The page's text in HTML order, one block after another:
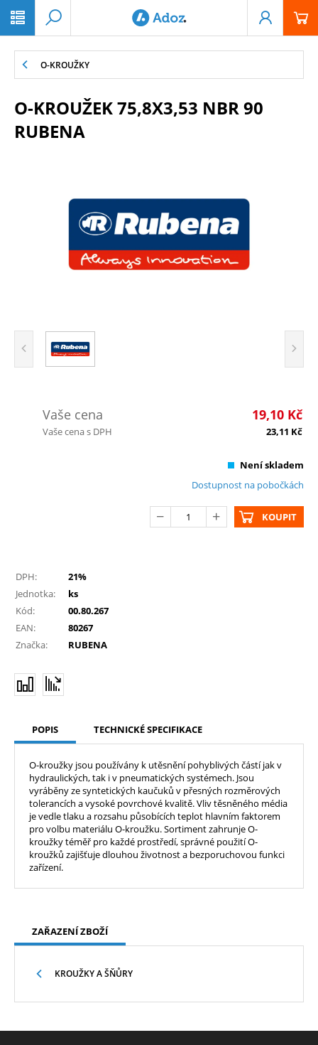
O-KROUŽKY
O-KROUŽEK 75,8X3,53 NBR 90
RUBENA
Vaše cena 19,10 Kč
Vaše cena s DPH 23,11 Kč
Není skladem
Dostupnost na pobočkách
KOUPIT
DPH:
21%
Jednotka:
ks
Kód:
00.80.267
EAN:
80267
Značka:
RUBENA
POPIS TECHNICKÉ SPECIFIKACE
O-kroužky jsou používány k utěsnění pohyblivých částí jak v
hydraulických, tak i v pneumatických systémech. Jsou
vyráběny ze syntetických kaučuků v přesných rozměrových
tolerancích a vysoké povrchové kvalitě. Vliv těsněného média
je vedle tlaku a rozsahu působících teplot hlavním faktorem
pro volbu materiálu O-kroužku. Sortiment zahrunje O-
kroužky téměř pro každé prostředí, správné použití O-
kroužků zajišťuje dlouhou životnost a bezporuchovou funkci
zařízení.
ZAŘAZENÍ ZBOŽÍ
KROUŽKY A ŠŇŮRY